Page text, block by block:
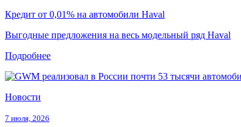
Кредит от 0,01% на автомобили Haval
Выгодные предложения на весь модельный ряд Haval
Подробнее
Новости
7 июля, 2026